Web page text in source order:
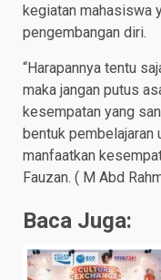
kegiatan mahasiswa
pengembangan diri.
“Harapannya tentu
maka jangan putus
kesempatan yang
bentuk pembelajaran
manfaatkan
Fauzan. ( M Abd
Baca Juga: